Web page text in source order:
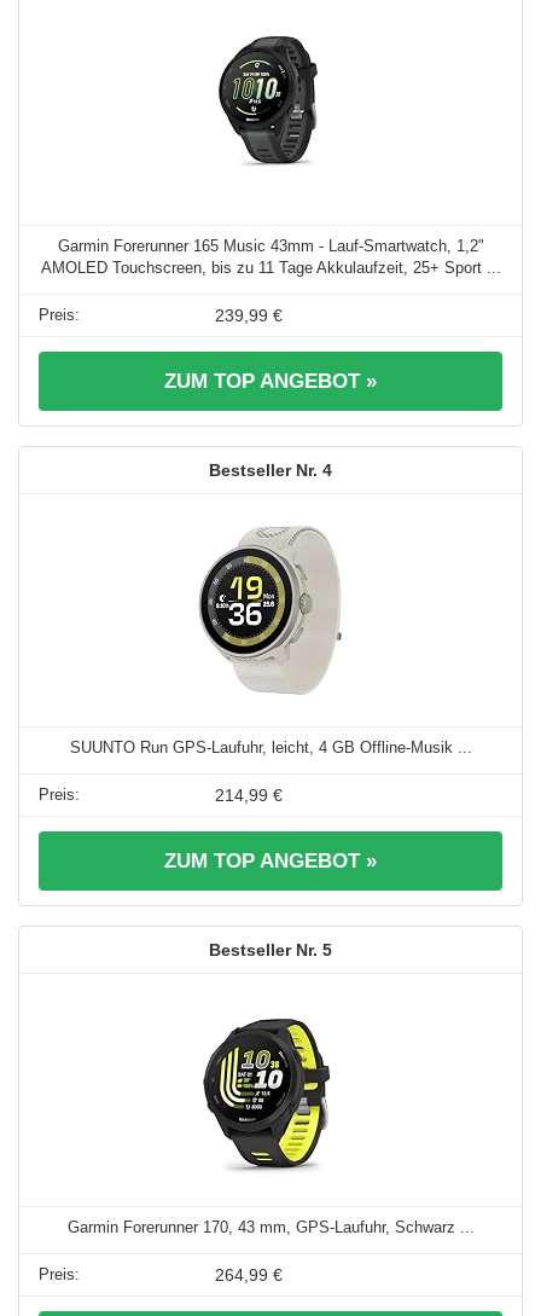
Garmin Forerunner 165 Music 43mm - Lauf-Smartwatch, 1,2"
AMOLED Touchscreen, bis zu 11 Tage Akkulaufzeit, 25+ Sport ...
239,99 €
ZUM TOP ANGEBOT »
4
SUUNTO Run GPS-Laufuhr, leicht, 4 GB Offline-Musik ...
214,99 €
ZUM TOP ANGEBOT »
5
Garmin Forerunner 170, 43 mm, GPS-Laufuhr, Schwarz ...
264,99 €